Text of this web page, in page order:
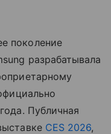
поколение
разрабатывала
Публичная
CES 2026,